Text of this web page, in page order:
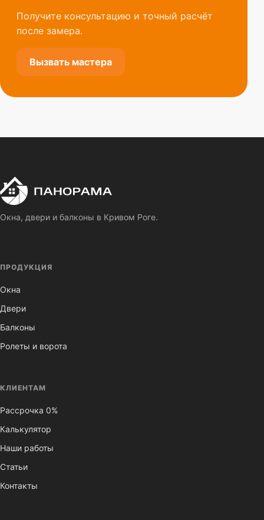
Получите консультацию и точный расчёт
после замера.
Вызвать мастера
П
Панорама
Окна, двери и балконы в Кривом Роге.
ПРОДУКЦИЯ
Окна
Двери
Балконы
Ролеты и ворота
КЛИЕНТАМ
Рассрочка 0%
Калькулятор
Наши работы
Статьи
Контакты